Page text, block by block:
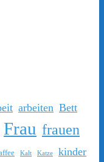
arbeiten Bett
Frau frauen
Kalt Katze kinder